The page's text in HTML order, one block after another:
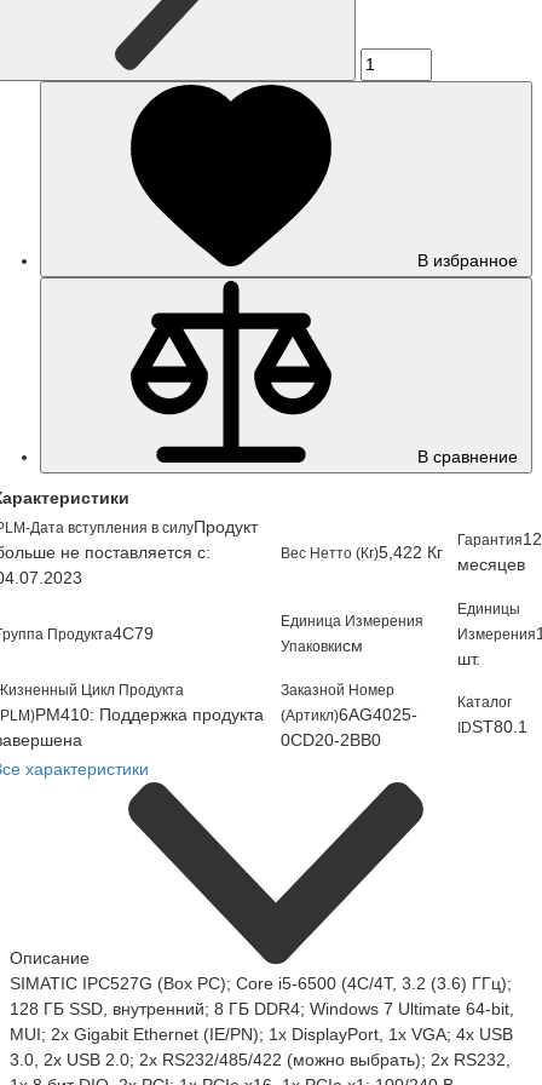
В избранное
В сравнение
Дата вступления в силуПродукт
не поставляется с:
Вес Нетто (Кг)5,422 Кг
Гарантия12
месяцев
Продукта4C79
Единица Измерения
Упаковкисм
Единицы
Измерения
шт.
Цикл Продукта
PM410: Поддержка продукта
Заказной Номер
(Артикл)6AG4025-
0CD20-2BB0
Каталог
IDST80.1
характеристики
Описание
SIMATIC IPC527G (Box PC); Core i5-6500 (4C/4T, 3.2 (3.6) ГГц);
128 ГБ SSD, внутренний; 8 ГБ DDR4; Windows 7 Ultimate 64-bit,
MUI; 2x Gigabit Ethernet (IE/PN); 1x DisplayPort, 1x VGA; 4x USB
3.0, 2x USB 2.0; 2x RS232/485/422 (можно выбрать); 2x RS232,